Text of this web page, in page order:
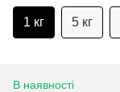
1 кг 5 кг
В наявності